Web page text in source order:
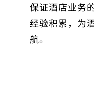
保证酒店业务
经验积累，为
航。